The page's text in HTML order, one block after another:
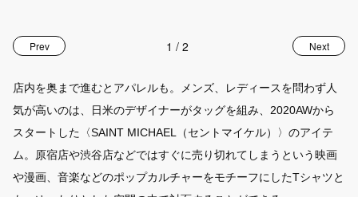
1 /2
Prev Next
店内を奥まで進むとアパレルも。メンズ、レディースを問わず人
気が高いのは、日米のデザイナーがタッグを組み、2020AWから
スタートした〈SAINT MICHAEL（セントマイケル）〉のアイテ
ム。原宿店や渋谷店などではすぐに売り切れてしまうという映画
や漫画、音楽などのポップカルチャーをモチーフにしたTシャツと